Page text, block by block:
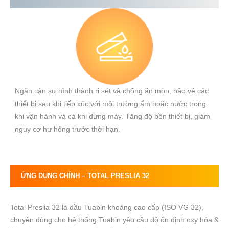
Ngăn cản sự hình thành rỉ sét và chống ăn mòn, bảo vệ các
thiết bị sau khi tiếp xúc với môi trường ẩm hoặc nước trong
khi vận hành và cả khi dừng máy. Tăng độ bền thiết bị, giảm
nguy cơ hư hỏng trước thời hạn.
ỨNG DỤNG CHÍNH – TOTAL PRESLIA 32
Total Preslia 32 là dầu Tuabin khoáng cao cấp (ISO VG 32),
chuyên dùng cho hệ thống Tuabin yêu cầu độ ổn định oxy hóa &